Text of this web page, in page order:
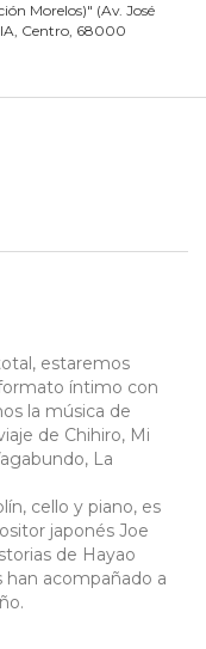
Morelos)" (Av. José
Centro, 68000
estaremos
íntimo con
la música de
de Chihiro, Mi
La
cello y piano, es
japonés Joe
de Hayao
han acompañado a